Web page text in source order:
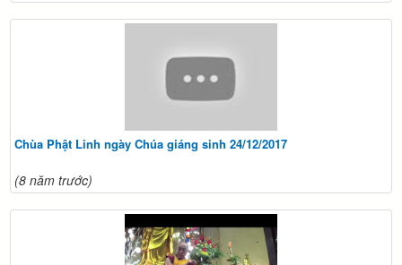
Chùa Phật Linh ngày Chúa giáng sinh 24/12/2017
(8 năm trước)